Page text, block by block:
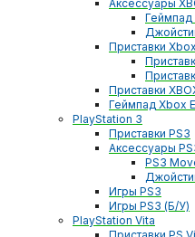
Аксессуары
Приставки
Приставки
Геймпад Xbox
PlayStation 3
Приставки PS3
Аксессуары
PS3
Игры PS3
Игры PS3 (Б/У)
PlayStation Vita